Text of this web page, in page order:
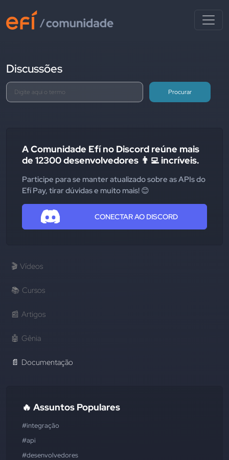
Discussões
Procurar
A Comunidade Efí no Discord reúne mais
de 12300 desenvolvedores 👨‍💻 incríveis.
Participe para se manter atualizado sobre as APIs do
Efí Pay, tirar dúvidas e muito mais! 😊
CONECTAR AO DISCORD
🎬 Vídeos
📚 Cursos
📰 Artigos
🤖 Gênia
📄 Documentação
🔥 Assuntos Populares
#integração
#api
#desenvolvedores